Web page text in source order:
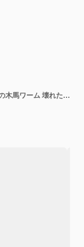
ハッカー アイコンのセット レーダー トロイの木馬ワーム 壊れた南京錠のバグ ラップトップ スパム指紋を持つ匿名の男